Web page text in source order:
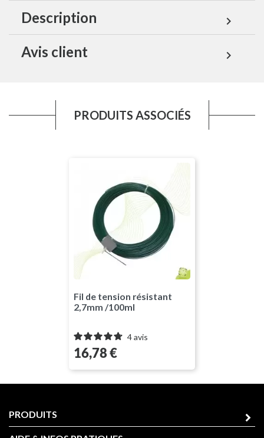
Description expand_more
Avis client expand_more
PRODUITS ASSOCIÉS
Fil de tension résistant
2,7mm /100ml
4avis
Prix
16,78 €
PRODUITS